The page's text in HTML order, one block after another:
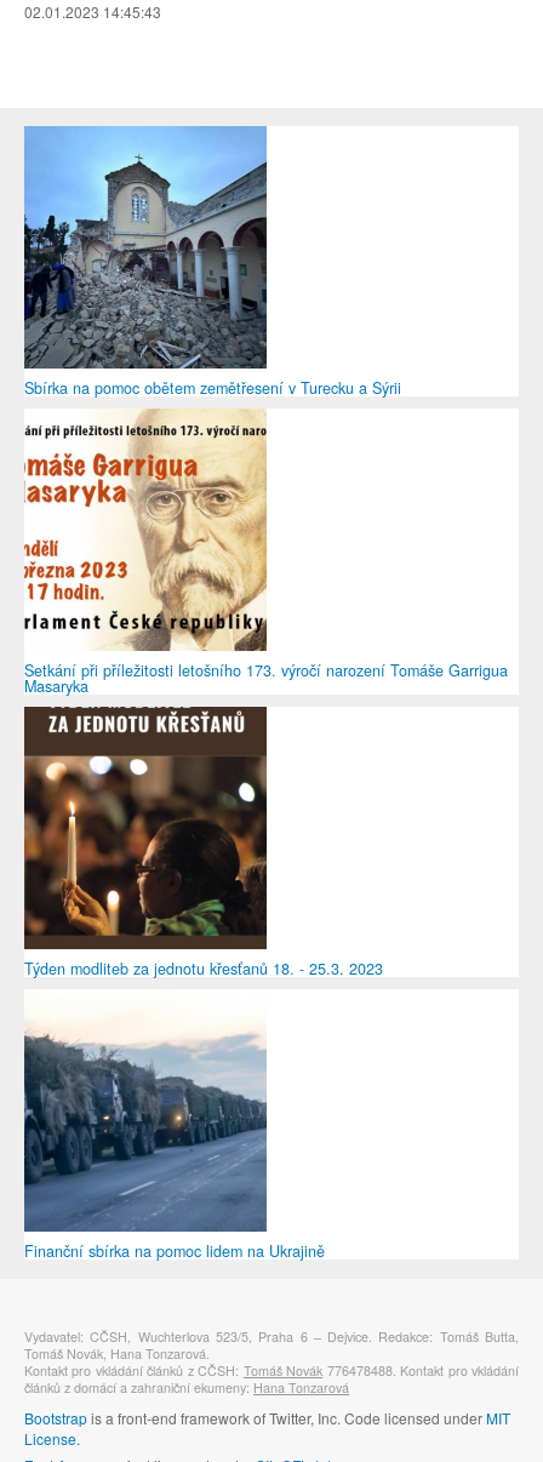
02.01.2023 14:45:43
Sbírka na pomoc obětem zemětřesení v Turecku a Sýrii
Setkání při příležitosti letošního 173. výročí narození Tomáše Garrigua
Masaryka
Týden modliteb za jednotu křesťanů 18. - 25.3. 2023
Finanční sbírka na pomoc lidem na Ukrajině
Vydavatel: CČSH, Wuchterlova 523/5, Praha 6 – Dejvice. Redakce: Tomáš Butta,
Tomáš Novák, Hana Tonzarová.
Kontakt pro vkládání článků z CČSH: Tomáš Novák 776478488. Kontakt pro vkládání
článků z domácí a zahraniční ekumeny: Hana Tonzarová
Bootstrapis a front-end framework of Twitter, Inc. Code licensed underMIT
License.